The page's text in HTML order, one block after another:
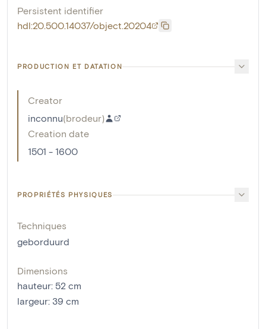
Persistent identifier
hdl:20.500.14037/object.20204
PRODUCTION ET DATATION
Creator
inconnu(brodeur)
Creation date
1501 - 1600
PROPRIÉTÉS PHYSIQUES
Techniques
geborduurd
Dimensions
hauteur: 52 cm
largeur: 39 cm